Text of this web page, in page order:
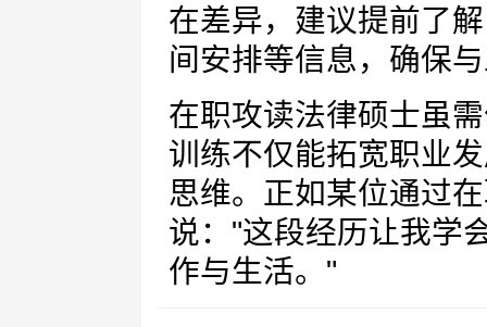
在差异，建议提前了
间安排等信息，确保
在职攻读法律硕士虽
训练不仅能拓宽职业
思维。正如某位通过
说："这段经历让我学
作与生活。"